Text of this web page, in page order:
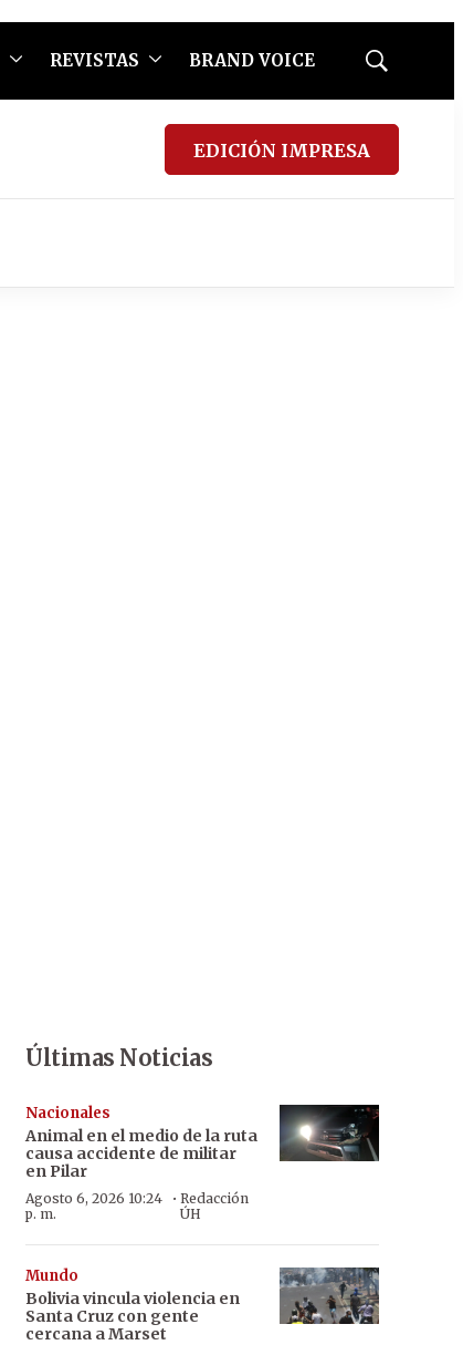
REVISTAS BRAND VOICE
Mostrar
EDICIÓN IMPRESA
Últimas Noticias
Nacionales
Animal en el medio de la ruta
causa accidente de militar
en Pilar
Agosto 6, 2026 10:24
p. m.
· Redacción
ÚH
Mundo
Bolivia vincula violencia en
Santa Cruz con gente
cercana a Marset